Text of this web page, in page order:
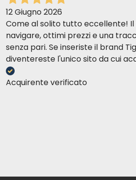
Best Selection No. 8 Wołowina i
ziemniakami
12 Giugno 2026
Come al solito tutto eccellente! Il
navigare, ottimi prezzi e una
senza pari. Se inseriste il brand
diventereste l'unico sito da cui
Acquirente verificato